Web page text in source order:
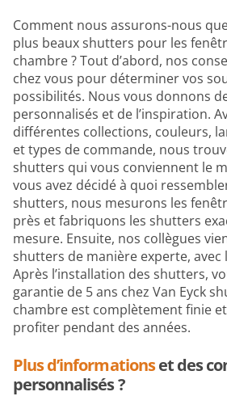
Comment nous assurons-nous
plus beaux shutters pour les
chambre ? Tout d’abord, nos
chez vous pour déterminer vos
possibilités. Nous vous donnons
personnalisés et de l’inspiration.
différentes collections, couleurs,
et types de commande, nous
shutters qui vous conviennent le
vous avez décidé à quoi
shutters, nous mesurons les
près et fabriquons les shutters
mesure. Ensuite, nos collègues
shutters de manière experte, avec
Après l’installation des shutters,
garantie de 5 ans chez Van Eyck
chambre est complètement finie
profiter pendant des années.
Plus d’informationset des
personnalisés ?